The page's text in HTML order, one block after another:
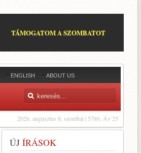
TÁMOGATOM A SZOMBATOT
ENGLISH ABOUT US
2026. augusztus 8, szombat | 5786. Áv 25
ÚJ ÍRÁSOK